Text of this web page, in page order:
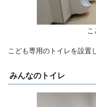
こども専用のトイレを設置
みんなのトイレ